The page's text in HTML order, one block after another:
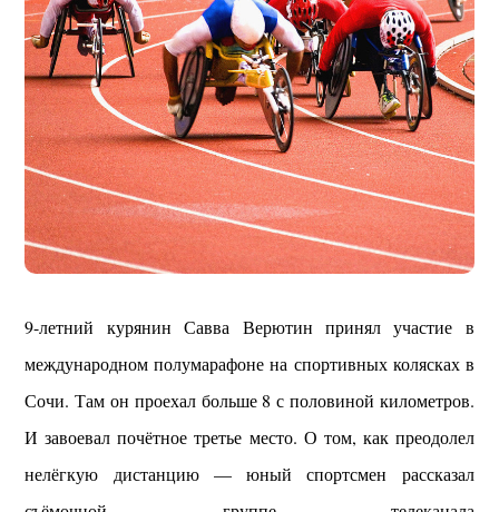
9-летний курянин Савва Верютин принял участие в
международном полумарафоне на спортивных колясках в
Сочи. Там он проехал больше 8 с половиной километров.
И завоевал почётное третье место. О том, как преодолел
нелёгкую дистанцию — юный спортсмен рассказал